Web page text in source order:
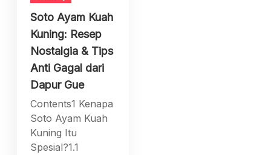
Soto Ayam Kuah
Kuning: Resep
Nostalgia & Tips
Anti Gagal dari
Dapur Gue
Contents1 Kenapa
Soto Ayam Kuah
Kuning Itu
Spesial?1.1